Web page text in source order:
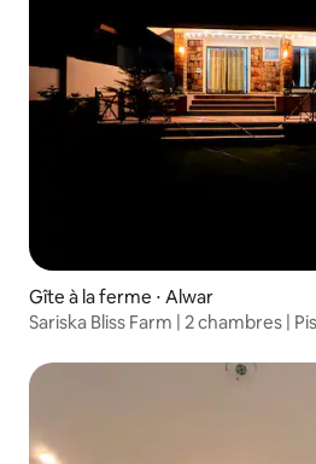
Gîte à la ferme ⋅ Alwar
Sariska Bliss Farm | 2 chambres |